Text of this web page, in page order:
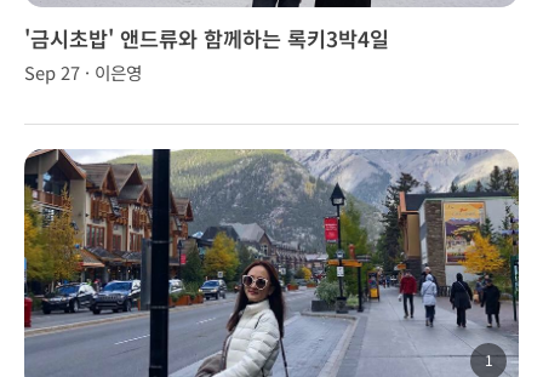
'금시초밥' 앤드류와 함께하는 록키3박4일
Sep 27 · 이은영
1